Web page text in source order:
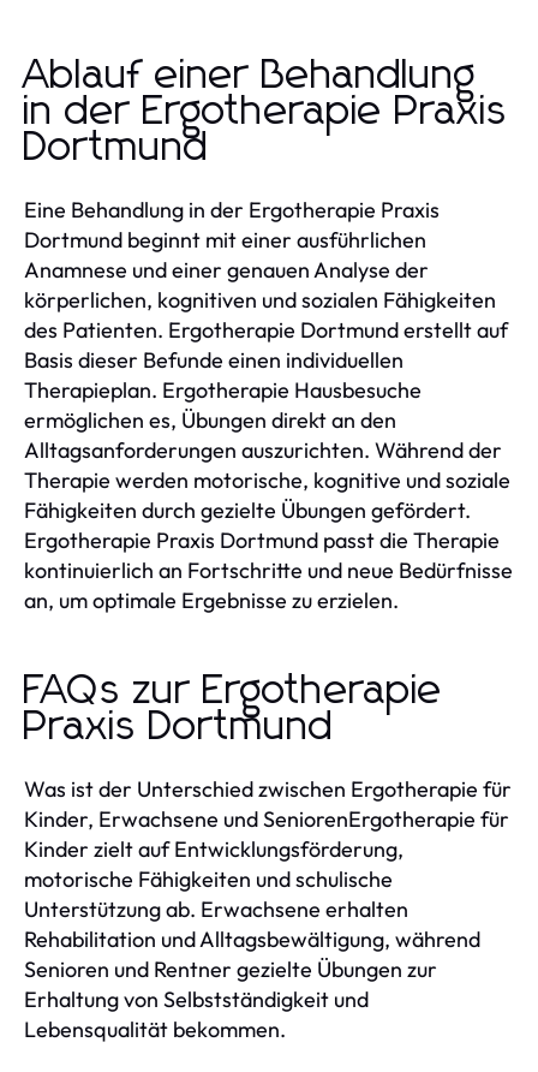
Ablauf einer Behandlung
in der Ergotherapie Praxis
Dortmund
Eine Behandlung in der Ergotherapie Praxis
Dortmund beginnt mit einer ausführlichen
Anamnese und einer genauen Analyse der
körperlichen, kognitiven und sozialen Fähigkeiten
des Patienten. Ergotherapie Dortmund erstellt auf
Basis dieser Befunde einen individuellen
Therapieplan. Ergotherapie Hausbesuche
ermöglichen es, Übungen direkt an den
Alltagsanforderungen auszurichten. Während der
Therapie werden motorische, kognitive und soziale
Fähigkeiten durch gezielte Übungen gefördert.
Ergotherapie Praxis Dortmund passt die Therapie
kontinuierlich an Fortschritte und neue Bedürfnisse
an, um optimale Ergebnisse zu erzielen.
FAQs zur Ergotherapie
Praxis Dortmund
Was ist der Unterschied zwischen Ergotherapie für
Kinder, Erwachsene und SeniorenErgotherapie für
Kinder zielt auf Entwicklungsförderung,
motorische Fähigkeiten und schulische
Unterstützung ab. Erwachsene erhalten
Rehabilitation und Alltagsbewältigung, während
Senioren und Rentner gezielte Übungen zur
Erhaltung von Selbstständigkeit und
Lebensqualität bekommen.